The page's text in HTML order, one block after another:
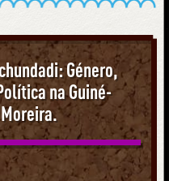
Género,
na Guiné-